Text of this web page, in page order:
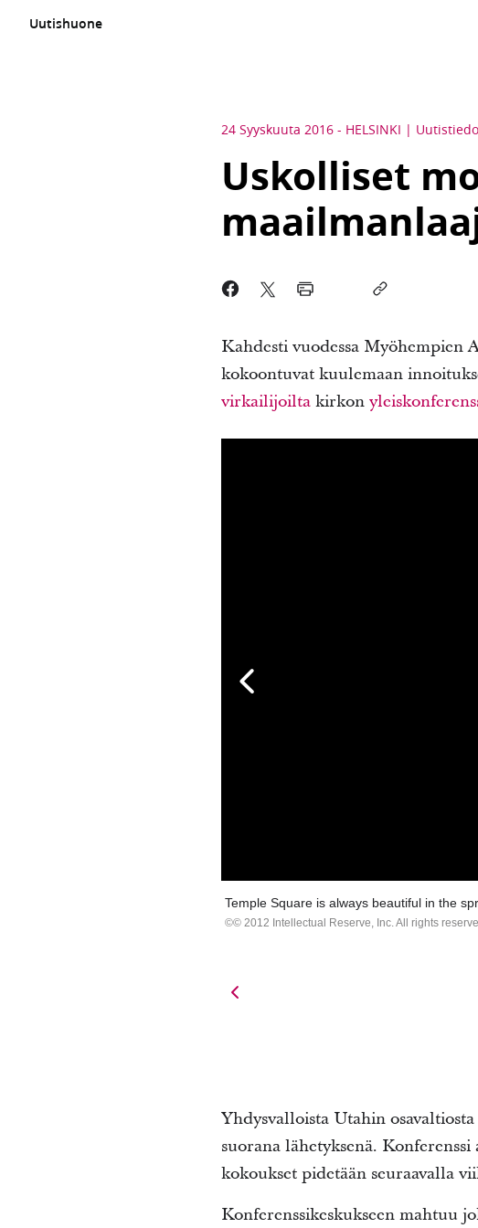
Uutishuone
24 Syyskuuta 2016 - HELSINKI
Uskolliset
Kahdesti vuodessa Myöhempien
kokoontuvat kuulemaan
virkailijoiltakirkon
Temple Square is always beautiful in the
© 2012 Intellectual Reserve, Inc. All rights
Yhdysvalloista Utahin
suorana lähetyksenä.
kokoukset pidetään seuraavalla
Konferenssikeskukseen mahtuu